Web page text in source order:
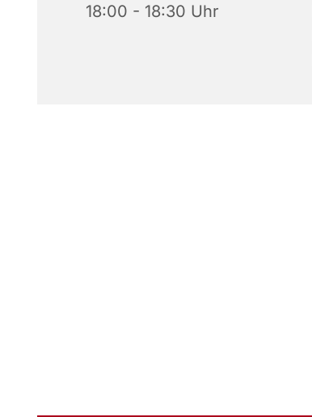
18:00 - 18:30 Uhr